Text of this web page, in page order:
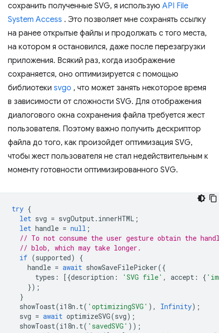
сохранить полученные SVG, я использую API File
System Access . Это позволяет мне сохранять ссылку
на ранее открытые файлы и продолжать с того места,
на котором я остановился, даже после перезагрузки
приложения. Всякий раз, когда изображение
сохраняется, оно оптимизируется с помощью
библиотеки svgo , что может занять некоторое время
в зависимости от сложности SVG. Для отображения
диалогового окна сохранения файла требуется жест
пользователя. Поэтому важно получить дескриптор
файла до того, как произойдет оптимизация SVG,
чтобы жест пользователя не стал недействительным к
моменту готовности оптимизированного SVG.
try {
let svg = svgOutput . innerHTML ;
let handle = null ;
// To not consume the user gesture obtain the
// blob, which may take longer.
if (supported)
{
handle = await showSaveFilePicker({
types : [{description : 'SVG file' , accept : {
});
}
showToast(i18n . t( 'optimizingSVG' ), Infinity);
svg = await optimizeSVG(svg);
showToast(i18n . t( 'savedSVG' ));